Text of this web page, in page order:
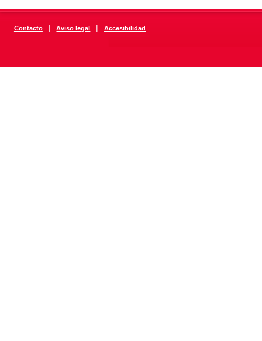
Contacto | Aviso legal | Accesibilidad